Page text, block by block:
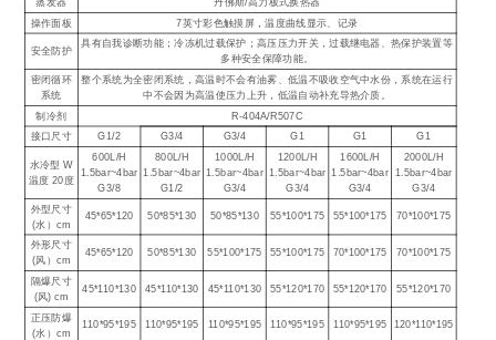
操作面板
7英寸彩色触摸屏，温度曲线显示、记录
安全防护
具有自我诊断功能；冷冻机过载保护；高压压力开关，过载继电器、热保护装置等
多种安全保障功能。
密闭循环
系统
整个系统为全密闭系统，高温时不会有油雾、低温不吸收空气中水份，系统在运行
中不会因为高温使压力上升，低温自动补充导热介质。
制冷剂 R-404A/R507C
接口尺寸 G1/2 G3/4 G3/4 G1 G1 G1
水冷型 W
温度 20度
600L/H
1.5bar~4bar
G3/8
800L/H
1.5bar~4bar
G1/2
1000L/H
1.5bar~4bar
G3/4
1200L/H
1.5bar~4bar
G3/4
1600L/H
1.5bar~4bar
G3/4
2000L/H
1.5bar~4bar
G3/4
外型尺寸
(水）cm
45*65*120 50*85*130 50*85*130 55*100*175 55*100*175 70*100*175
外形尺寸
(风）cm
45*65*120 50*85*130 55*100*175 55*100*175 70*100*175 70*100*175
隔爆尺寸
(风) cm
45*110*130 45*110*130 45*110*130 55*120*170 55*120*170 55*120*170
正压防爆
(水）cm
110*95*195 110*95*195 110*95*195 110*95*195 110*95*195 120*110*195